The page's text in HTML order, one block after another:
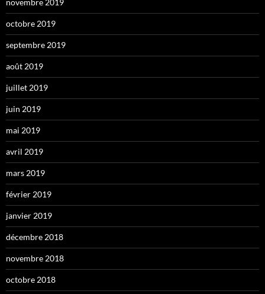
novembre 2019
octobre 2019
septembre 2019
août 2019
juillet 2019
juin 2019
mai 2019
avril 2019
mars 2019
février 2019
janvier 2019
décembre 2018
novembre 2018
octobre 2018